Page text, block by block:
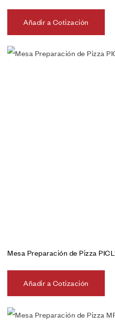
Añadir a Cotización
Mesa Preparación de Pizza
Añadir a Cotización